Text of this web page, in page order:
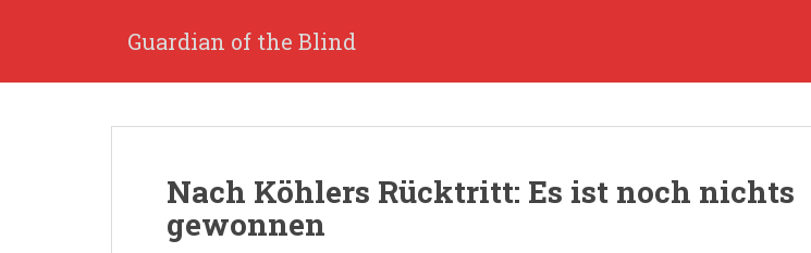
p
Guardian of the Blind
Nach Köhlers Rücktritt: Es ist noch nichts
gewonnen